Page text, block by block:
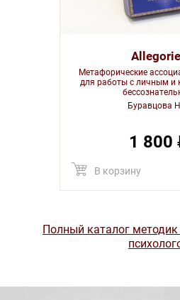
Метафорические
для работы с личным и
Буравцова
1 800
В корзину
Полный каталог